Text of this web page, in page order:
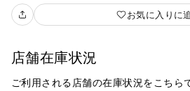
お気に入りに
店舗在庫状況
ご利用される店舗の在庫状況をこちら